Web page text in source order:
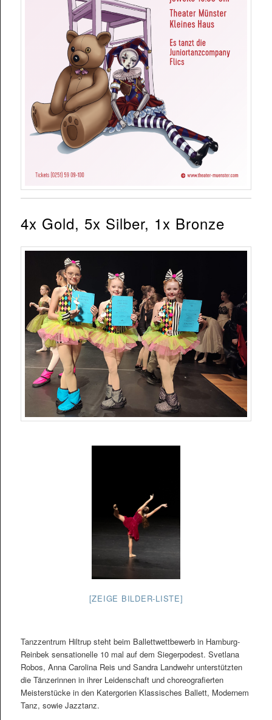
4x Gold, 5x Silber, 1x Bronze
[ZEIGE BILDER-LISTE]
Tanzzentrum Hiltrup steht beim Ballettwettbewerb in Hamburg-
Reinbek sensationelle 10 mal auf dem Siegerpodest. Svetlana
Robos, Anna Carolina Reis und Sandra Landwehr unterstützten
die Tänzerinnen in ihrer Leidenschaft und choreografierten
Meisterstücke in den Katergorien Klassisches Ballett, Modernem
Tanz, sowie Jazztanz.